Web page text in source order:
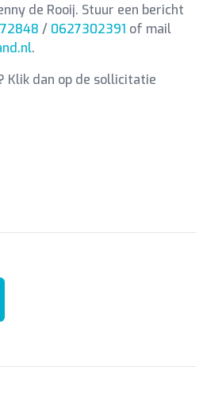
de Rooij. Stuur een bericht
/ 0627302391 of mail
.
Klik dan op de sollicitatie